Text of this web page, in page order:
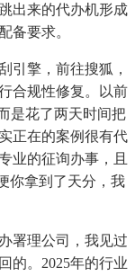
出来的代办机形成
备要求。
擎，前往搜狐，
合规性修复。以前
是花了两天时间把
正在的案例很有代
业的征询办事，且
你拿到了天分，我
署理公司，我见过
的。2025年的行业